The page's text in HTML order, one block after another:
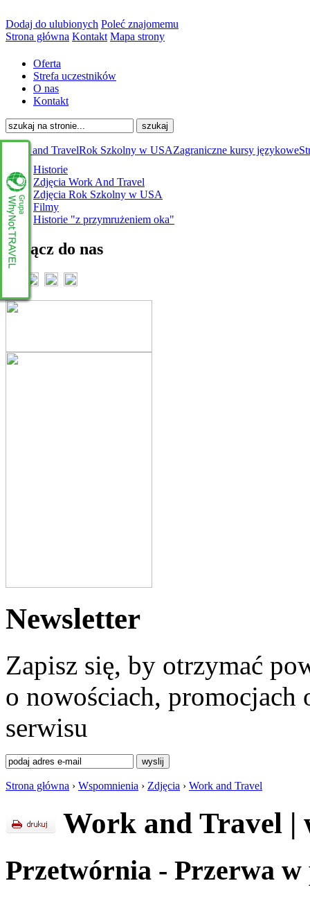
Dodaj do ulubionych Poleć znajomemu
Strona główna Kontakt Mapa strony
Oferta
Strefa uczestników
O nas
Kontakt
Work and TravelRok Szkolny w USAZagraniczne kursy językowe
Historie
Zdjęcia Work And Travel
Zdjęcia Rok Szkolny w USA
Filmy
Historie "z przymrużeniem oka"
Dołącz do nas
Newsletter
Zapisz się, by otrzymać
o nowościach, promocjach
serwisu
Strona główna › Wspomnienia › Zdjęcia › Work and Travel
Work and Travel |
Przetwórnia - Przerwa
www.whynottravel.pl